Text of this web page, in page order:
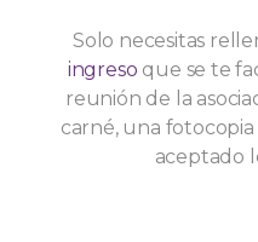
Solo necesitas
ingreso que se te
reunión de la
carné, una
aceptado